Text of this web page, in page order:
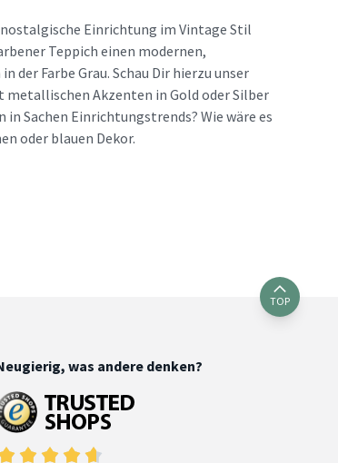
nostalgische Einrichtung im Vintage Stil
Teppich einen modernen,
der Farbe Grau. Schau Dir hierzu unser
metallischen Akzenten in Gold oder Silber
in Sachen Einrichtungstrends? Wie wäre es
oder blauen Dekor.
TOP
was andere denken?